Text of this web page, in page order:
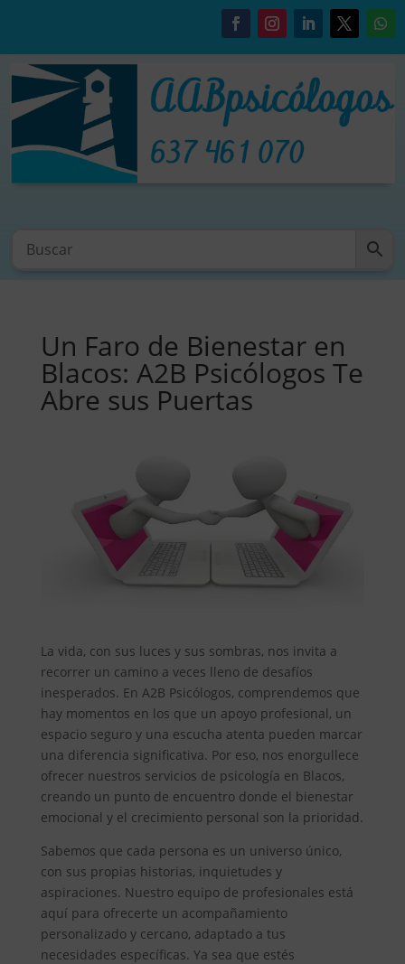
Un Faro de Bienestar en
Blacos: A2B Psicólogos Te
Abre sus Puertas
La vida, con sus luces y sus sombras, nos invita a
recorrer un camino a veces lleno de desafíos
inesperados. En A2B Psicólogos, comprendemos que
hay momentos en los que un apoyo profesional, un
espacio seguro y una escucha atenta pueden marcar
una diferencia significativa. Por eso, nos enorgullece
ofrecer nuestros servicios de psicología en Blacos,
creando un punto de encuentro donde el bienestar
emocional y el crecimiento personal son la prioridad.
Sabemos que cada persona es un universo único,
con sus propias historias, inquietudes y
aspiraciones. Nuestro equipo de profesionales está
aquí para ofrecerte un acompañamiento
personalizado y cercano, adaptado a tus
necesidades específicas. Ya sea que estés